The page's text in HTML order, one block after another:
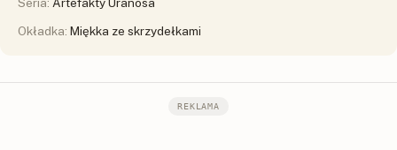
Okładka: Miękka ze skrzydełkami
REKLAMA